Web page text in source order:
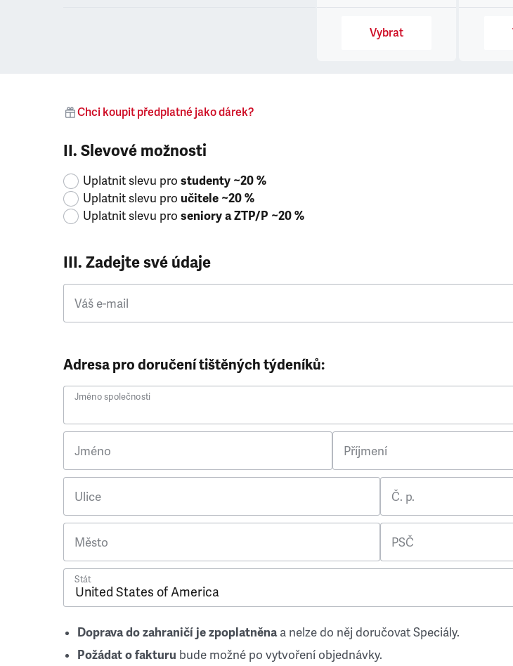
Vybrat
Chci koupit předplatné jako dárek?
II. Slevové možnosti
Uplatnit slevu pro studenty ~20 %
Uplatnit slevu pro učitele ~20 %
Uplatnit slevu pro seniory a ZTP/P ~20 %
III. Zadejte své údaje
Váš e-mail
Adresa pro doručení tištěných týdeníků:
Jméno společnosti
Jméno Příjmení
Ulice Č. p.
Město PSČ
Stát
Doprava do zahraničí je zpoplatněnaa nelze do něj doručovat Speciály.
Požádat o fakturu bude možné po vytvoření objednávky.